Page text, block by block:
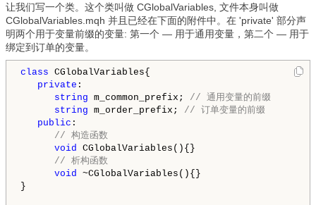
让我们写一个类。这个类叫做 CGlobalVariables, 文件本身叫做
CGlobalVariables.mqh 并且已经在下面的附件中。在 'private' 部分声
明两个用于变量前缀的变量: 第一个 — 用于通用变量，第二个 — 用于
绑定到订单的变量。
class CGlobalVariables{
private :
string m_common_prefix; // 通用变量的前缀
string m_order_prefix; // 订单变量的前缀
public :
// 构造函数
void
CGlobalVariables(){}
// 析构函数
void
~CGlobalVariables(){}
}